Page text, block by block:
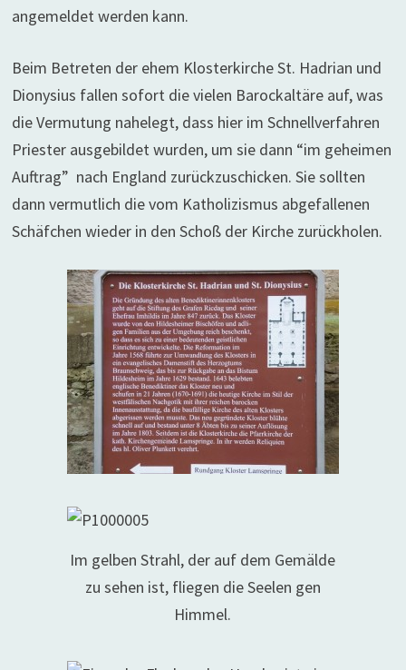
angemeldet werden kann.
Beim Betreten der ehem Klosterkirche St. Hadrian und
Dionysius fallen sofort die vielen Barockaltäre auf, was
die Vermutung nahelegt, dass hier im Schnellverfahren
Priester ausgebildet wurden, um sie dann “im geheimen
Auftrag” nach England zurückzuschicken. Sie sollten
dann vermutlich die vom Katholizismus abgefallenen
Schäfchen wieder in den Schoß der Kirche zurückholen.
Im gelben Strahl, der auf dem Gemälde
zu sehen ist, fliegen die Seelen gen
Himmel.